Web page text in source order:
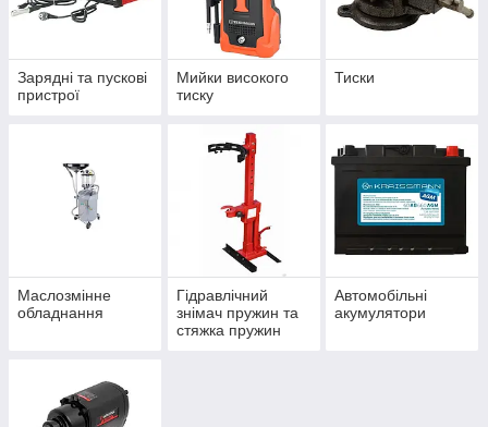
Зарядні та пускові
пристрої
Мийки високого
тиску
Тиски
Маслозмінне
обладнання
Гідравлічний
знімач пружин та
стяжка пружин
Автомобільні
акумулятори